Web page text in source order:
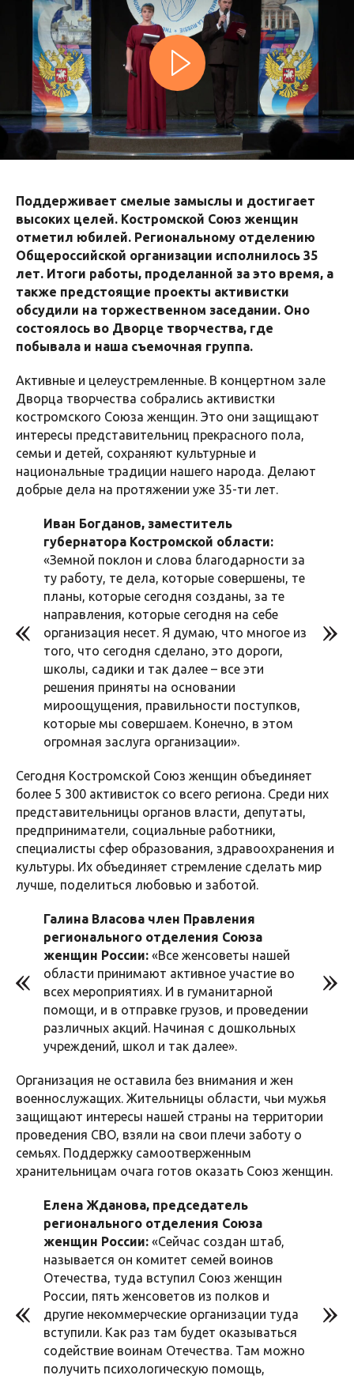
Поддерживает смелые замыслы и достигает
высоких целей. Костромской Союз женщин
отметил юбилей. Региональному отделению
Общероссийской организации исполнилось 35
лет. Итоги работы, проделанной за это время, а
также предстоящие проекты активистки
обсудили на торжественном заседании. Оно
состоялось во Дворце творчества, где
побывала и наша съемочная группа.
Активные и целеустремленные. В концертном зале
Дворца творчества собрались активистки
костромского Союза женщин. Это они защищают
интересы представительниц прекрасного пола,
семьи и детей, сохраняют культурные и
национальные традиции нашего народа. Делают
добрые дела на протяжении уже 35-ти лет.
Иван Богданов, заместитель
губернатора Костромской области:
«Земной поклон и слова благодарности за
ту работу, те дела, которые совершены, те
планы, которые сегодня созданы, за те
направления, которые сегодня на себе
организация несет. Я думаю, что многое из
того, что сегодня сделано, это дороги,
школы, садики и так далее – все эти
решения приняты на основании
мироощущения, правильности поступков,
которые мы совершаем. Конечно, в этом
огромная заслуга организации».
Сегодня Костромской Союз женщин объединяет
более 5 300 активисток со всего региона. Среди них
представительницы органов власти, депутаты,
предприниматели, социальные работники,
специалисты сфер образования, здравоохранения и
культуры. Их объединяет стремление сделать мир
лучше, поделиться любовью и заботой.
Галина Власова член Правления
регионального отделения Союза
женщин России: «Все женсоветы нашей
области принимают активное участие во
всех мероприятиях. И в гуманитарной
помощи, и в отправке грузов, и проведении
различных акций. Начиная с дошкольных
учреждений, школ и так далее».
Организация не оставила без внимания и жен
военнослужащих. Жительницы области, чьи мужья
защищают интересы нашей страны на территории
проведения СВО, взяли на свои плечи заботу о
семьях. Поддержку самоотверженным
хранительницам очага готов оказать Союз женщин.
Елена Жданова, председатель
регионального отделения Союза
женщин России: «Сейчас создан штаб,
называется он комитет семей воинов
Отечества, туда вступил Союз женщин
России, пять женсоветов из полков и
другие некоммерческие организации туда
вступили. Как раз там будет оказываться
содействие воинам Отечества. Там можно
получить психологическую помощь,